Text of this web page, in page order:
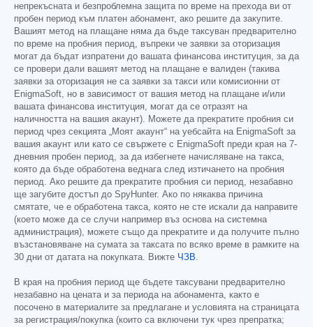
непрекъсната и безпроблемна защита по време на прехода ви от
пробен период към платен абонамент, ако решите да закупите.
Вашият метод на плащане няма да бъде таксуван предварително
по време на пробния период, въпреки че заявки за оторизация
могат да бъдат изпратени до вашата финансова институция, за да
се провери дали вашият метод на плащане е валиден (такива
заявки за оторизация не са заявки за такси или комисионни от
EnigmaSoft, но в зависимост от вашия метод на плащане и/или
вашата финансова институция, могат да се отразят на
наличността на вашия акаунт). Можете да прекратите пробния си
период чрез секцията „Моят акаунт“ на уебсайта на EnigmaSoft за
вашия акаунт или като се свържете с EnigmaSoft преди края на 7-
дневния пробен период, за да избегнете начисляване на такса,
която да бъде обработена веднага след изтичането на пробния
период. Ако решите да прекратите пробния си период, незабавно
ще загубите достъп до SpyHunter. Ако по някаква причина
смятате, че е обработена такса, която не сте искали да направите
(което може да се случи например въз основа на системна
администрация), можете също да прекратите и да получите пълно
възстановяване на сумата за таксата по всяко време в рамките на
30 дни от датата на покупката. Вижте ЧЗВ.
В края на пробния период ще бъдете таксувани предварително
незабавно на цената и за периода на абонамента, както е
посочено в материалите за предлагане и условията на страницата
за регистрация/покупка (които са включени тук чрез препратка;